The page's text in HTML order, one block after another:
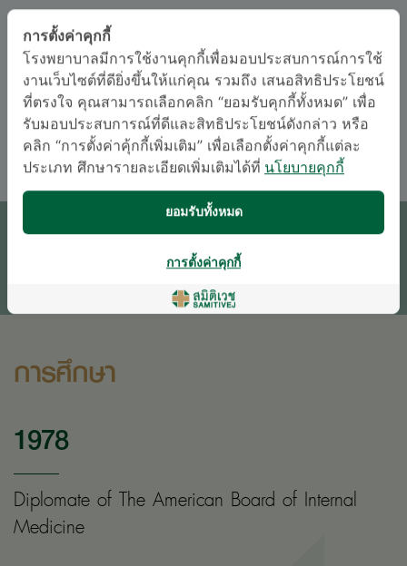
อนุสาขาสาขาอายุรศาสตร์
ภาษา
อังกฤษ
ไทย
นัดหมายแพทย์
ติดต่อสอบถาม
การศึกษา
1978
Diplomate of The American Board of Internal
Medicine
การตั้งค่าคุกกี้
โรงพยาบาลมีการใช้งานคุกกี้เพื่อมอบประสบการณ์การใช้
งานเว็บไซต์ที่ดียิ่งขึ้นให้แก่คุณ รวมถึง เสนอสิทธิประโยชน์
ที่ตรงใจ คุณสามารถเลือกคลิก “ยอมรับคุกกี้ทั้งหมด” เพื่อ
รับมอบประสบการณ์ที่ดีและสิทธิประโยชน์ดังกล่าว หรือ
คลิก “การตั้งค่าคุ้กกี้เพิ่มเติม” เพื่อเลือกตั้งค่าคุกกี้แต่ละ
ประเภท ศึกษารายละเอียดเพิ่มเติมได้ที่ นโยบายคุกกี้
ยอมรับทั้งหมด
การตั้งค่าคุกกี้